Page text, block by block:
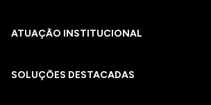
ATUAÇÃO INSTITUCIONAL
SOLUÇÕES DESTACADAS